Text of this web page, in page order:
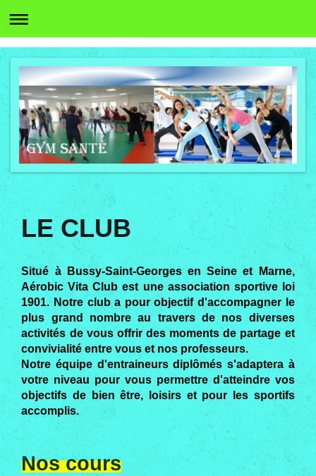
LE CLUB
Situé à Bussy-Saint-Georges en Seine et Marne,
Aérobic Vita Club est une association sportive loi
1901. Notre club a pour objectif d'accompagner le
plus grand nombre au travers de nos diverses
activités de vous offrir des moments de partage et
convivialité entre vous et nos professeurs.
Notre équipe d'entraineurs diplômés s'adaptera à
votre niveau pour vous permettre d'atteindre vos
objectifs de bien être, loisirs et pour les sportifs
accomplis.
Nos cours